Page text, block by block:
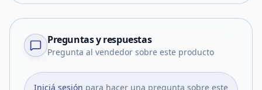
Preguntas y respuestas
Pregunta al vendedor sobre este producto
Iniciá sesión para hacer una pregunta sobre este